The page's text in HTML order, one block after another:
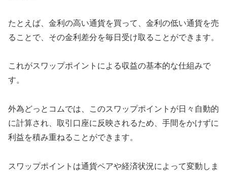
たとえば、金利の高い通貨を買って、金利の低い通貨を売
ることで、その金利差分を毎日受け取ることができます。
これがスワップポイントによる収益の基本的な仕組みで
す。
外為どっとコムでは、このスワップポイントが日々自動的
に計算され、取引口座に反映されるため、手間をかけずに
利益を積み重ねることができます。
スワップポイントは通貨ペアや経済状況によって変動しま